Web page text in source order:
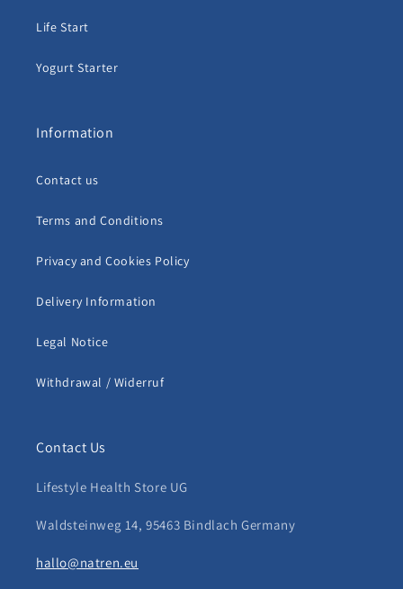
Life Start
Yogurt Starter
Information
Contact us
Terms and Conditions
Privacy and Cookies Policy
Delivery Information
Legal Notice
Withdrawal / Widerruf
Contact Us
Lifestyle Health Store UG
Waldsteinweg 14, 95463 Bindlach Germany
hallo@natren.eu